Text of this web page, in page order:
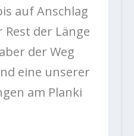
auf Anschlag
der Länge
der Weg
eine unserer
am Planki